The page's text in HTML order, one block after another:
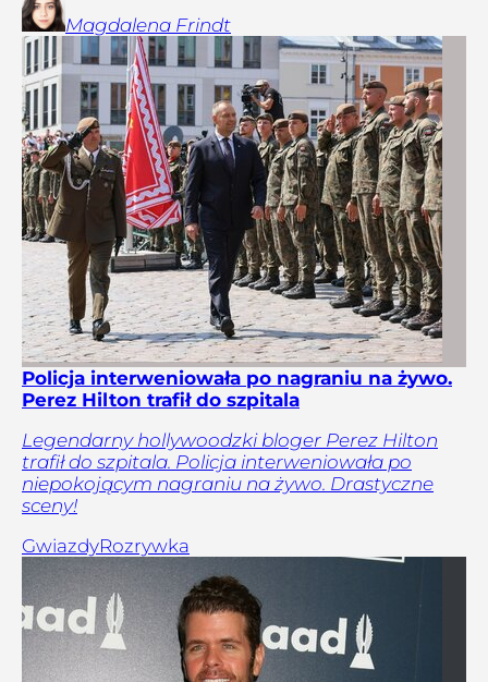
Magdalena Frindt
Policja interweniowała po nagraniu na żywo.
Perez Hilton trafił do szpitala
Legendarny hollywoodzki bloger Perez Hilton
trafił do szpitala. Policja interweniowała po
niepokojącym nagraniu na żywo. Drastyczne
sceny!
GwiazdyRozrywka